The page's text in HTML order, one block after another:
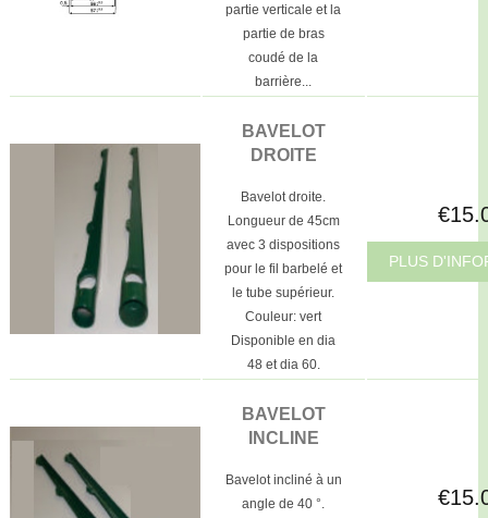
partie verticale et la
partie de bras
coudé de la
barrière...
BAVELOT
DROITE
Bavelot droite.
Longueur de 45cm
avec 3 dispositions
pour le fil barbelé et
le tube supérieur.
Couleur: vert
Disponible en dia
48 et dia 60.
PLUS
BAVELOT
INCLINE
Bavelot incliné à un
angle de 40 °.